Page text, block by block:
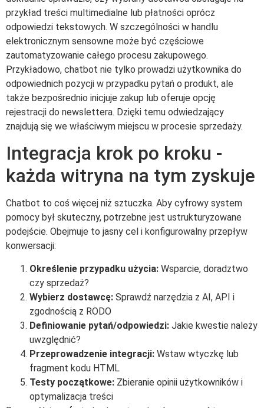
przykład treści multimedialne lub płatności oprócz
odpowiedzi tekstowych. W szczególności w handlu
elektronicznym sensowne może być częściowe
zautomatyzowanie całego procesu zakupowego.
Przykładowo, chatbot nie tylko prowadzi użytkownika do
odpowiednich pozycji w przypadku pytań o produkt, ale
także bezpośrednio inicjuje zakup lub oferuje opcję
rejestracji do newslettera. Dzięki temu odwiedzający
znajdują się we właściwym miejscu w procesie sprzedaży.
Integracja krok po kroku -
każda witryna na tym zyskuje
Chatbot to coś więcej niż sztuczka. Aby cyfrowy system
pomocy był skuteczny, potrzebne jest ustrukturyzowane
podejście. Obejmuje to jasny cel i konfigurowalny przepływ
konwersacji:
Określenie przypadku użycia: Wsparcie, doradztwo
czy sprzedaż?
Wybierz dostawcę: Sprawdź narzędzia z AI, API i
zgodnością z RODO
Definiowanie pytań/odpowiedzi: Jakie kwestie należy
uwzględnić?
Przeprowadzenie integracji: Wstaw wtyczkę lub
fragment kodu HTML
Testy początkowe: Zbieranie opinii użytkowników i
optymalizacja treści